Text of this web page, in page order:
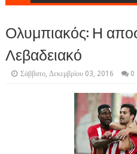
Ολυμπιακός: Η
Λεβαδειακό
Σάββατο, Δεκεμβρίου 03, 2016 0